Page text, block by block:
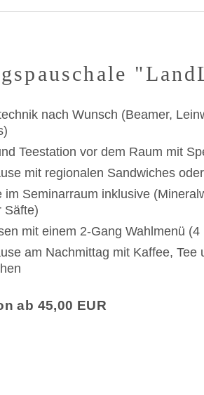
nach Wunsch (Beamer,
Teestation vor dem Raum mit
mit regionalen Sandwiches
im Seminarraum inklusive
Säfte)
mit einem 2-Gang Wahlmenü
am Nachmittag mit Kaffee, Tee
ab 45,00 EUR